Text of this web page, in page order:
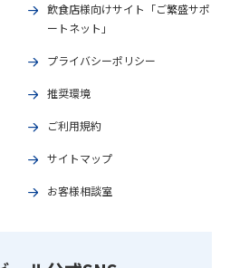
飲食店様向けサイト「ご繁盛サポ
ートネット」
プライバシーポリシー
推奨環境
ご利用規約
サイトマップ
お客様相談室